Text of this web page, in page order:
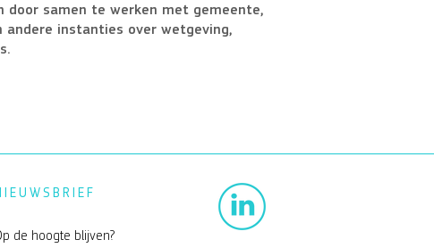
door samen te werken met gemeente,
andere instanties over wetgeving,
de hoogte blijven?